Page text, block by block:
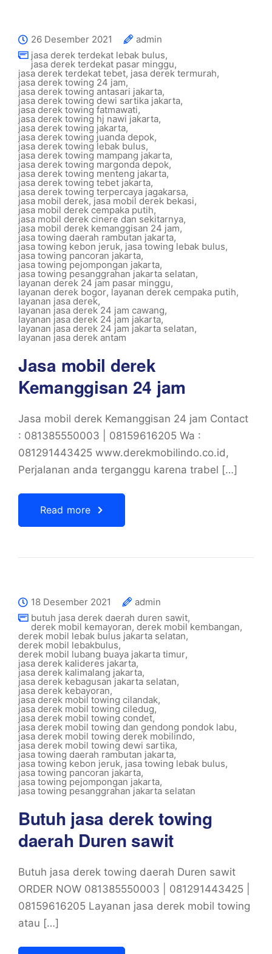
26 Desember 2021
admin
jasa derek terdekat lebak bulus,
jasa derek terdekat pasar minggu,
jasa derek terdekat tebet, jasa derek termurah,
jasa derek towing 24 jam,
jasa derek towing antasari jakarta,
jasa derek towing dewi sartika jakarta,
jasa derek towing fatmawati,
jasa derek towing hj nawi jakarta,
jasa derek towing jakarta,
jasa derek towing juanda depok,
jasa derek towing lebak bulus,
jasa derek towing mampang jakarta,
jasa derek towing margonda depok,
jasa derek towing menteng jakarta,
jasa derek towing tebet jakarta,
jasa derek towing terpercaya jagakarsa,
jasa mobil derek,jasa mobil derek bekasi,
jasa mobil derek cempaka putih,
jasa mobil derek cinere dan sekitarnya,
jasa mobil derek kemanggisan 24 jam,
jasa towing daerah rambutan jakarta,
jasa towing kebon jeruk, jasa towing lebak bulus,
jasa towing pancoran jakarta,
jasa towing pejompongan jakarta,
jasa towing pesanggrahan jakarta selatan,
layanan derek 24 jam pasar minggu,
layanan derek bogor, layanan derek cempaka putih,
layanan jasa derek,
layanan jasa derek 24 jam cawang,
layanan jasa derek 24 jam jakarta,
layanan jasa derek 24 jam jakarta selatan,
layanan jasa derek antam
Jasa mobil derek
Kemanggisan 24 jam
Jasa mobil derek Kemanggisan 24 jam Contact
: 081385550003 | 08159616205 Wa :
081291443425 www.derekmobilindo.co.id,
Perjalanan anda terganggu karena trabel […]
Read more
18 Desember 2021
admin
butuh jasa derek daerah duren sawit,
derek mobil kemayoran, derek mobil kembangan,
derek mobil lebak bulus jakarta selatan,
derek mobil lebakbulus,
derek mobil lubang buaya jakarta timur,
jasa derek kalideres jakarta,
jasa derek kalimalang jakarta,
jasa derek kebagusan jakarta selatan,
jasa derek kebayoran,
jasa derek mobil towing cilandak,
jasa derek mobil towing ciledug,
jasa derek mobil towing condet,
jasa derek mobil towing dan gendong pondok labu,
jasa derek mobil towing derek mobilindo,
jasa derek mobil towing dewi sartika,
jasa towing daerah rambutan jakarta,
jasa towing kebon jeruk, jasa towing lebak bulus,
jasa towing pancoran jakarta,
jasa towing pejompongan jakarta,
jasa towing pesanggrahan jakarta selatan
Butuh jasa derek towing
daerah Duren sawit
Butuh jasa derek towing daerah Duren sawit
ORDER NOW 081385550003 | 081291443425 |
08159616205 Layanan jasa derek mobil towing
atau […]